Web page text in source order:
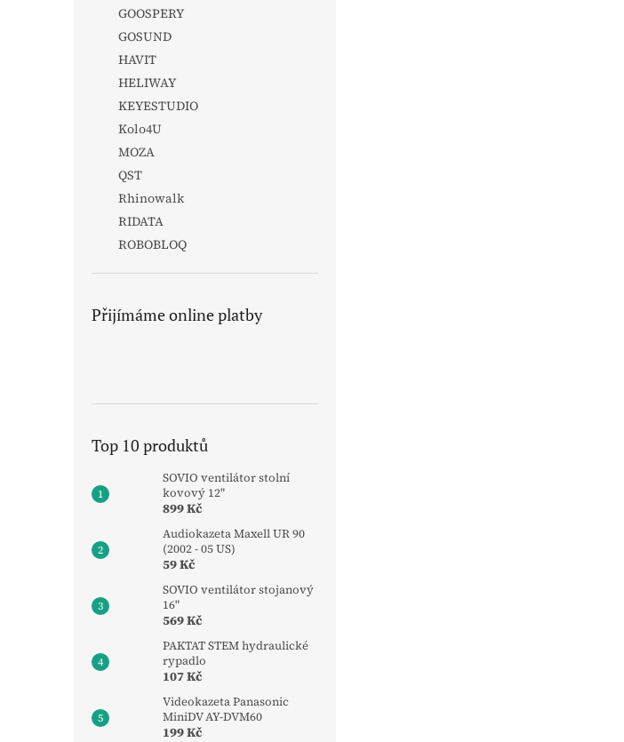
GOOSPERY
GOSUND
HAVIT
HELIWAY
KEYESTUDIO
Kolo4U
MOZA
QST
Rhinowalk
RIDATA
ROBOBLOQ
Přijímáme online platby
Top 10 produktů
SOVIO ventilátor stolní
kovový 12"
899 Kč
Audiokazeta Maxell UR 90
(2002 - 05 US)
59 Kč
SOVIO ventilátor stojanový
16"
569 Kč
PAKTAT STEM hydraulické
rypadlo
107 Kč
Videokazeta Panasonic
MiniDV AY-DVM60
199 Kč